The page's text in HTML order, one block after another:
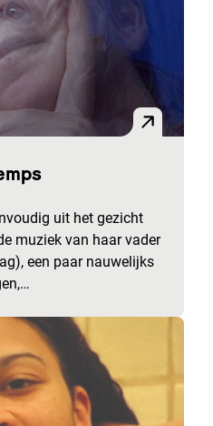
uit het gezicht
muziek van haar vader
een paar nauwelijks